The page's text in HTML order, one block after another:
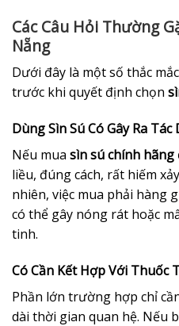
Các Câu Hỏi Thường
Nẵng
Dưới đây là một số thắc
trước khi quyết định chọn
Dùng Sìn Sú Có Gây Ra
Nếu mua sìn sú chính hãng
liều, đúng cách, rất hiếm
nhiên, việc mua phải hàng
có thể gây nóng rát hoặc
tinh.
Có Cần Kết Hợp Với Thuốc
Phần lớn trường hợp chỉ
dài thời gian quan hệ. Nếu